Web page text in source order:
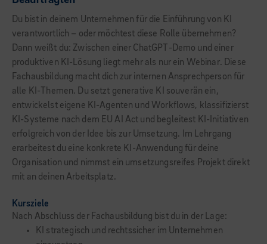
Du bist in deinem Unternehmen für die Einführung von KI
verantwortlich – oder möchtest diese Rolle übernehmen?
Dann weißt du: Zwischen einer ChatGPT-Demo und einer
produktiven KI-Lösung liegt mehr als nur ein Webinar. Diese
Fachausbildung macht dich zur internen Ansprechperson für
alle KI-Themen. Du setzt generative KI souverän ein,
entwickelst eigene KI-Agenten und Workflows, klassifizierst
KI-Systeme nach dem EU AI Act und begleitest KI-Initiativen
erfolgreich von der Idee bis zur Umsetzung. Im Lehrgang
erarbeitest du eine konkrete KI-Anwendung für deine
Organisation und nimmst ein umsetzungsreifes Projekt direkt
mit an deinen Arbeitsplatz.
Kursziele
Nach Abschluss der Fachausbildung bist du in der Lage:
KI strategisch und rechtssicher im Unternehmen